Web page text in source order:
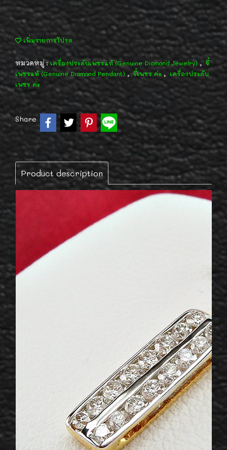
เพิ่มรายการโปรด
หมวดหมู่ :เครื่องประดับเพชรแท้ (Genuine Diamond Jewelry) , จี้
เพชรแท้ (Genuine Diamond Pendant) , จี้เพชร ค่ะ , เครื่องประดับ
เพชร ค่ะ
Share
Product description